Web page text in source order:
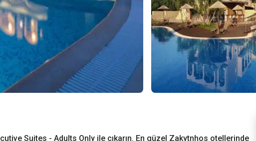
Suites - Adults Only ile çıkarın. En güzel Zakytnhos otellerinde